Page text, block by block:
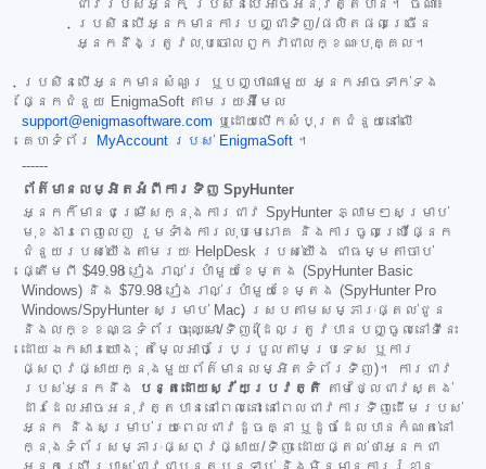
ជាវរបស់អ្នក ប្រសិនបើអាចអនុវត្តបាន។ ចំណាំ៖
ប្រសិនបើអ្នកមានការបញ្ជាទិញ/ផលិតផលច្រើន
អ្នកនឹងត្រូវលុបចោលពួកវាជាលក្ខណៈបុគ្គល។
ប្រសិនបើអ្នកមានសំណួរ ឬបញ្ហាណាមួយ អ្នកអាចទាក់ទង
ផ្នែកជំនួយ EnigmaSoft តាមរយៈអ៊ីមែល
support@enigmasoftware.com ឬដោយបើកសំបុត្រជំនួយនៅលើ
គេហទំព័រ
MyAccount របស់ EnigmaSoft ។
------
ព័ត៌មានលម្អិតអំពីការទិញ SpyHunter
អ្នកក៏មានជម្រើសក្នុងការជាវ SpyHunter ភ្លាមៗសម្រាប់
មុខងារពេញលេញ រួមទាំងការលុបមេរោគ និងការចូលប្រើផ្នែក
ជំនួយរបស់យើងតាមរយៈ HelpDesk របស់យើង ជាធម្មតាចាប់
ផ្តើមពី $49.98 រៀងរាល់ប្រាំមួយខែម្តង (SpyHunter Basic
Windows) និង $79.98 រៀងរាល់ប្រាំមួយខែម្តង (SpyHunter Pro
Windows/SpyHunter សម្រាប់ Mac) ស្របតាមសម្ភារៈផ្តល់ជូន
និងលក្ខខណ្ឌទំព័រចុះឈ្មោះ/ទិញ (ដែលត្រូវបានបញ្ចូលនៅទីនេះ
ដោយឯកសារយោង; តម្លៃអាចប្រែប្រួលតាមប្រទេស ឬការ
ផ្សព្វផ្សាយក្នុងមួយព័ត៌មានលម្អិតទំព័រទិញ)។ ការជាវ
របស់អ្នកនឹង
បន្តដោយស្វ័យប្រវត្តិ តាមថ្លៃជាវស្តង់
ដារដែលអាចអនុវត្តបាននៅពេលនោះ នៅពេលជាវការទិញដើមរបស់
អ្នក និងសម្រាប់រយៈពេលជាវដូចគ្នា ឬដូចដែលបានកំណត់នៅ
ក្នុងទំព័រសម្ភារៈផ្សព្វផ្សាយ/ទិញ ដោយផ្តល់ថាអ្នកជា